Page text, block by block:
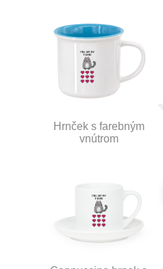
Hrnček s farebným
vnútrom